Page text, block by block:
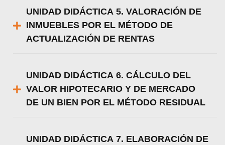
UNIDAD DIDÁCTICA 5. VALORACIÓN DE
INMUEBLES POR EL MÉTODO DE
ACTUALIZACIÓN DE RENTAS
UNIDAD DIDÁCTICA 6. CÁLCULO DEL
VALOR HIPOTECARIO Y DE MERCADO
DE UN BIEN POR EL MÉTODO RESIDUAL
UNIDAD DIDÁCTICA 7. ELABORACIÓN DE